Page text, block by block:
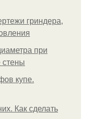
гриндера,
при
стены
купе.
Как сделать